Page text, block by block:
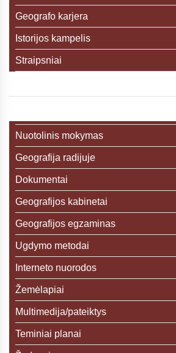
Geografo karjera
Istorijos kampelis
Straipsniai
Nuotolinis mokymas
Geografija radijuje
Dokumentai
Geografijos kabinetai
Geografijos egzaminas
Ugdymo metodai
Interneto nuorodos
Žemėlapiai
Multimedija/pateiktys
Teminiai planai